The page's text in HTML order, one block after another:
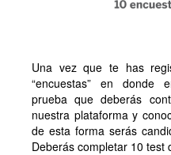
Una vez que te has
“encuestas” en donde
prueba que deberás
nuestra plataforma y
de esta forma serás
Deberás completar 10 test